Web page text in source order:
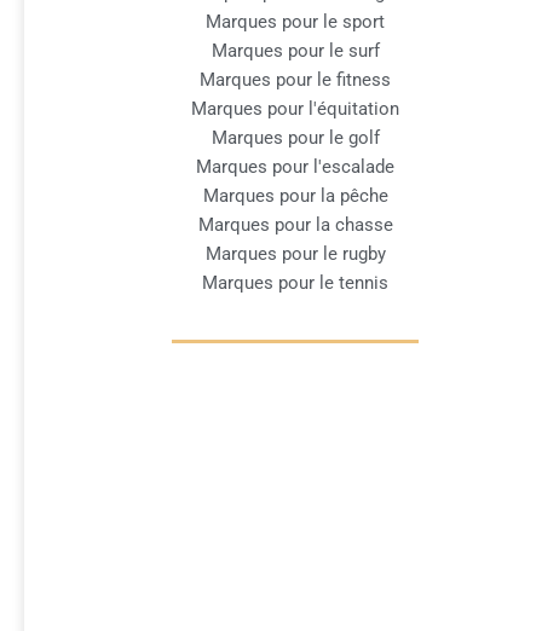
Marques pour le sport
Marques pour le surf
Marques pour le fitness
Marques pour l'équitation
Marques pour le golf
Marques pour l'escalade
Marques pour la pêche
Marques pour la chasse
Marques pour le rugby
Marques pour le tennis